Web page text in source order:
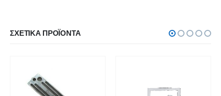
ΣΧΕΤΙΚΆ ΠΡΟΪΌΝΤΑ